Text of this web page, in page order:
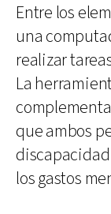
Entre los
una
realizar
La
que ambos
los gastos